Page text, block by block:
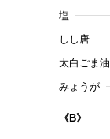
塩
しし唐
太白ごま油
みょうが
《B》